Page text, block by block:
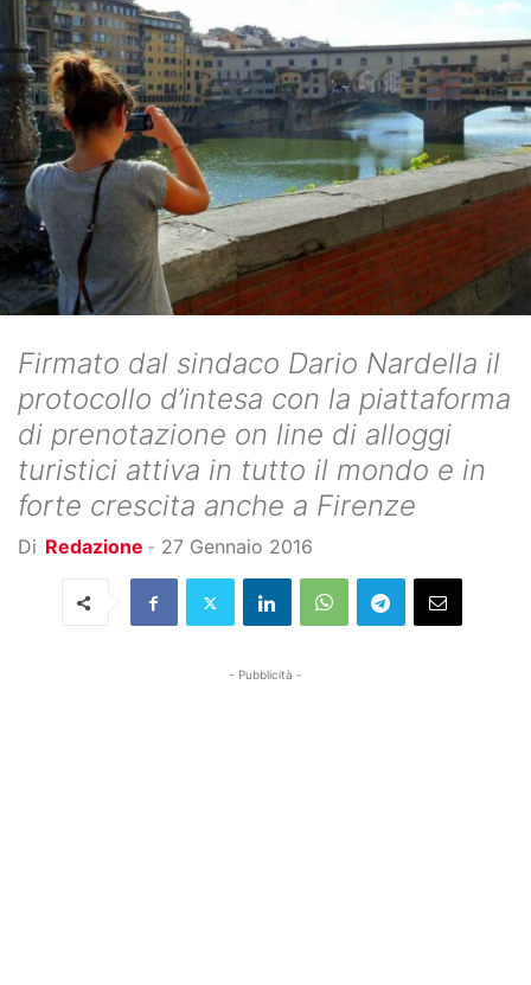
Firmato dal sindaco Dario Nardella il
protocollo d’intesa con la piattaforma
di prenotazione on line di alloggi
turistici attiva in tutto il mondo e in
forte crescita anche a Firenze
Di Redazione - 27 Gennaio 2016
- Pubblicità -